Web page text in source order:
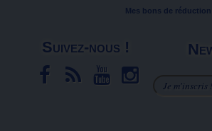
Mes bons de réduction
Suivez-nous !